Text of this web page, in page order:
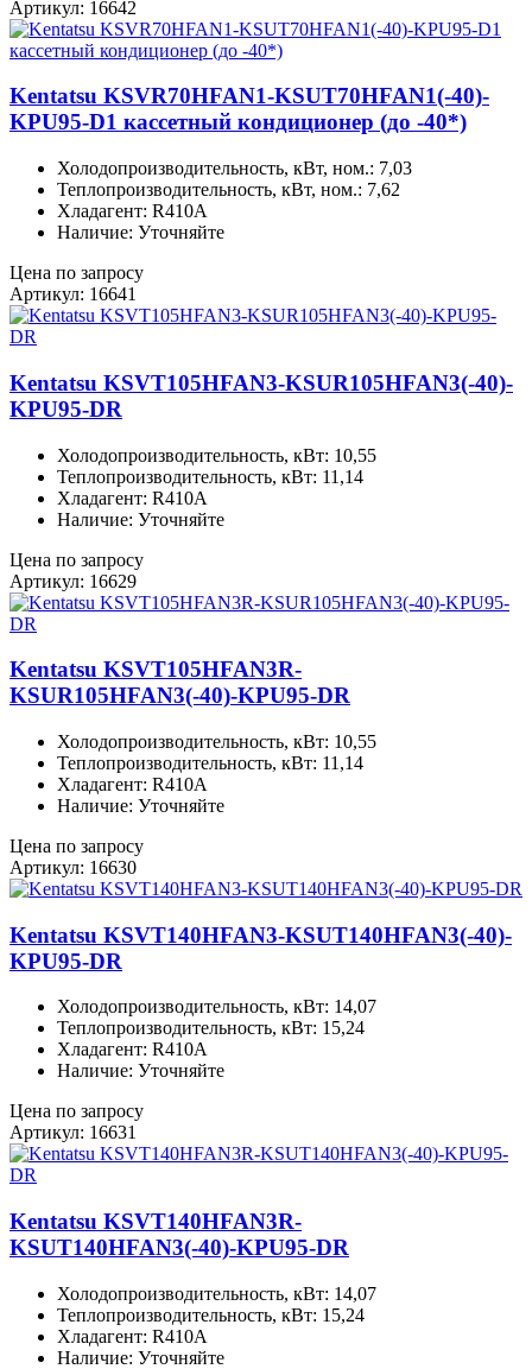
Артикул: 16642
Kentatsu KSVR70HFAN1-KSUT70HFAN1(-40)-
KPU95-D1 кассетный кондиционер (до -40*)
Холодопроизводительность, кВт, ном.: 7,03
Теплопроизводительность, кВт, ном.: 7,62
Хладагент: R410A
Наличие: Уточняйте
Цена по запросу
Артикул: 16641
Kentatsu KSVT105HFAN3-KSUR105HFAN3(-40)-
KPU95-DR
Холодопроизводительность, кВт: 10,55
Теплопроизводительность, кВт: 11,14
Хладагент: R410A
Наличие: Уточняйте
Цена по запросу
Артикул: 16629
Kentatsu KSVT105HFAN3R-
KSUR105HFAN3(-40)-KPU95-DR
Холодопроизводительность, кВт: 10,55
Теплопроизводительность, кВт: 11,14
Хладагент: R410A
Наличие: Уточняйте
Цена по запросу
Артикул: 16630
Kentatsu KSVT140HFAN3-KSUT140HFAN3(-40)-
KPU95-DR
Холодопроизводительность, кВт: 14,07
Теплопроизводительность, кВт: 15,24
Хладагент: R410A
Наличие: Уточняйте
Цена по запросу
Артикул: 16631
Kentatsu KSVT140HFAN3R-
KSUT140HFAN3(-40)-KPU95-DR
Холодопроизводительность, кВт: 14,07
Теплопроизводительность, кВт: 15,24
Хладагент: R410A
Наличие: Уточняйте